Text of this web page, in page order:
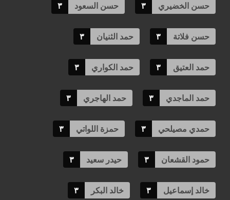
حسن الخضيري ٣ حسن السعود ٣
حسن فلاتة ٣ حمد الثنيان ٣
حمد العتيق ٣ حمد الكواري ٣
حمد الماجدي ٣ حمد الهاجري ٣
حمدي مصيلحي ٣ حمزة اللواتي ٣
حمود القشعان ٣ حيدر سعيد ٣
خالد إسماعيل ٣ خالد البكر ٣